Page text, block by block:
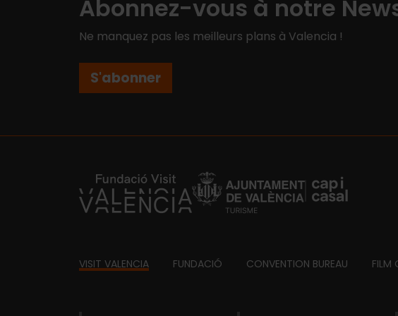
Abonnez-vous à notre
Ne manquez pas les meilleurs plans à Valencia !
S'abonner
https://fundacion.visitvalencia.com/
Footer
VISIT VALENCIA FUNDACIÓ CONVENTION BUREAU FILM